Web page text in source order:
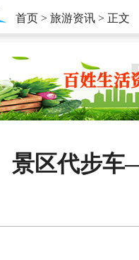
首页 > 旅游资讯 > 正文
景区代步车